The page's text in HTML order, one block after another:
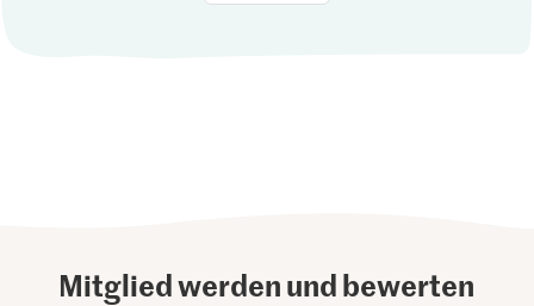
Mitglied werden und bewerten